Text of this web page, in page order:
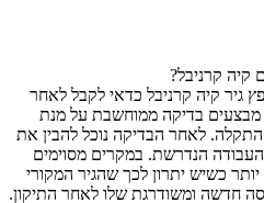
קיה קרניבל?
קיה קרניבל כדאי לקבל לאחר
מבצעים בדיקה ממוחשבת על מנת
לאחר הבדיקה נוכל להבין את
הנדרשת. במקרים מסוימים
כשיש יתרון לכך שהגיר המקורי
חדשה ומשודרגת שלו לאחר התיקון.